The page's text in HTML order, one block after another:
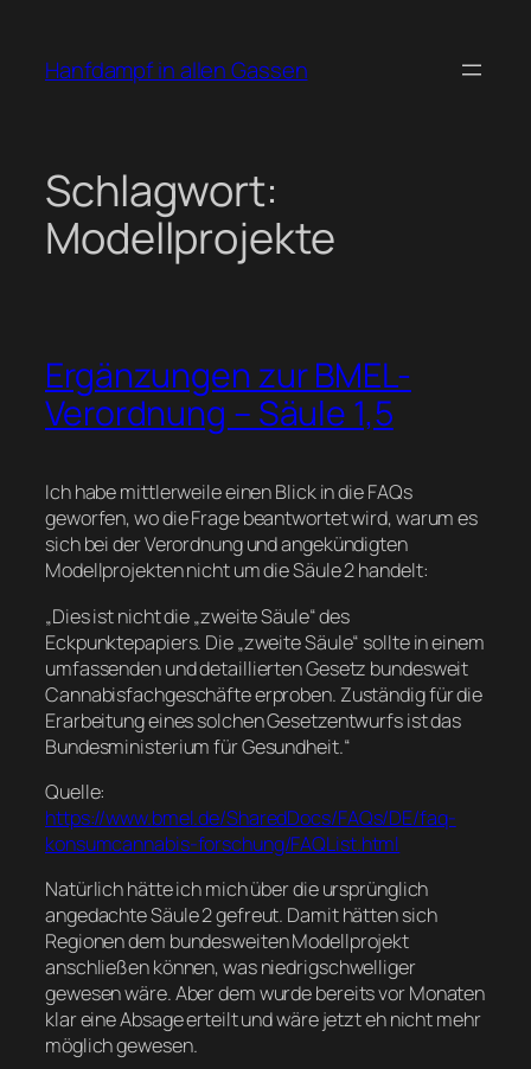
springen
Hanfdampf in allen Gassen
Schlagwort:
Modellprojekte
Ergänzungen zur BMEL-
Verordnung – Säule 1,5
Ich habe mittlerweile einen Blick in die FAQs
geworfen, wo die Frage beantwortet wird, warum es
sich bei der Verordnung und angekündigten
Modellprojekten nicht um die Säule 2 handelt:
„Dies ist nicht die „zweite Säule“ des
Eckpunktepapiers. Die „zweite Säule“ sollte in einem
umfassenden und detaillierten Gesetz bundesweit
Cannabisfachgeschäfte erproben. Zuständig für die
Erarbeitung eines solchen Gesetzentwurfs ist das
Bundesministerium für Gesundheit.“
Quelle:
https://www.bmel.de/SharedDocs/FAQs/DE/faq-
konsumcannabis-forschung/FAQList.html
Natürlich hätte ich mich über die ursprünglich
angedachte Säule 2 gefreut. Damit hätten sich
Regionen dem bundesweiten Modellprojekt
anschließen können, was niedrigschwelliger
gewesen wäre. Aber dem wurde bereits vor Monaten
klar eine Absage erteilt und wäre jetzt eh nicht mehr
möglich gewesen.